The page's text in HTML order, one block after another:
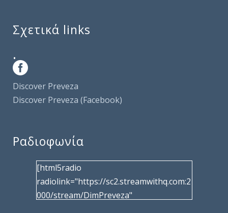
Σχετικά links
.
Discover Preveza
Discover Preveza (Facebook)
Ραδιοφωνία
[html5radio
radiolink="https://sc2.streamwithq.com:2
000/stream/DimPreveza"